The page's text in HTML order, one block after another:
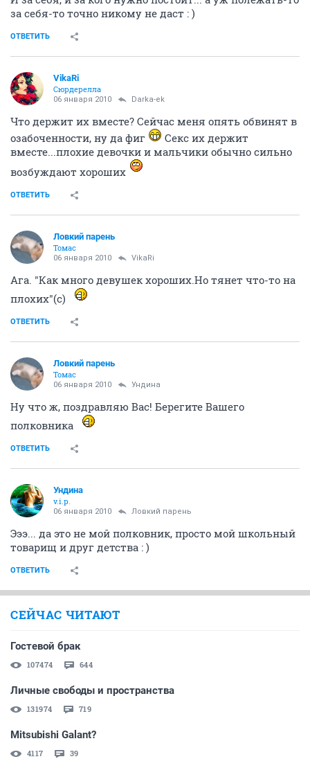
за себя-то точно никому не даст : )
ОТВЕТИТЬ
VikaRi
Сюрдерелла
06 января 2010 Darka-ek
Что держит их вместе? Сейчас меня опять обвинят в
озабоченности, ну да фиг
Секс их держит
вместе...плохие девочки и мальчики обычно сильно
возбуждают хороших
ОТВЕТИТЬ
Ловкий парень
Томас
06 января 2010 VikaRi
Ага. "Как много девушек хороших.Но тянет что-то на
плохих"(с)
ОТВЕТИТЬ
Ловкий парень
Томас
06 января 2010 Ундина
Ну что ж, поздравляю Вас! Берегите Вашего
полковника
ОТВЕТИТЬ
Ундина
v.i.p.
06 января 2010 Ловкий парень
Эээ... да это не мой полковник, просто мой школьный
товарищ и друг детства : )
ОТВЕТИТЬ
СЕЙЧАС ЧИТАЮТ
Гостевой брак
107474 644
Личные свободы и пространства
131974 719
Mitsubishi Galant?
4117 39